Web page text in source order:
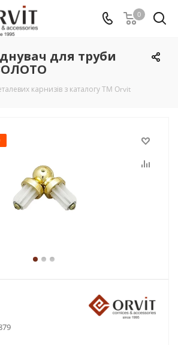
0
для труби
карнизів з каталогу TM Orvit